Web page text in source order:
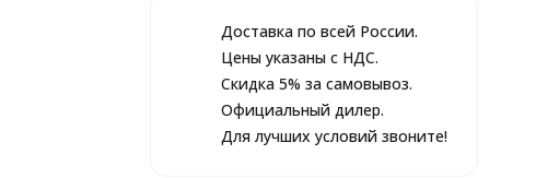
Доставка по всей России.
Цены указаны с НДС.
Скидка 5% за самовывоз.
Официальный дилер.
Для лучших условий звоните!